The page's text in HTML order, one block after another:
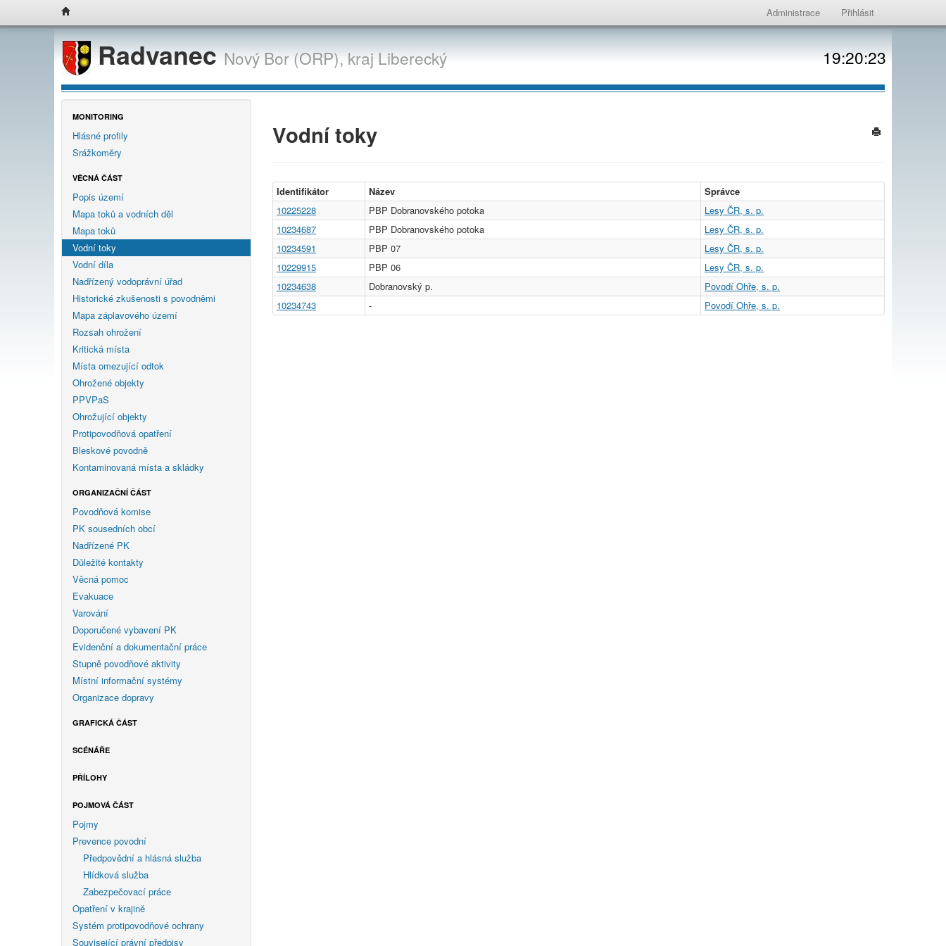
Administrace Přihlásit
RadvanecNový Bor (ORP),krajLiberecký 19:20:23
MONITORING
Hlásné profily
Srážkoměry
VĚCNÁ ČÁST
Popis území
Mapa toků a vodních děl
Mapa toků
Vodní toky
Vodní díla
Nadřízený vodoprávní úřad
Historické zkušenosti s povodněmi
Mapa záplavového území
Rozsah ohrožení
Kritická místa
Místa omezující odtok
Ohrožené objekty
PPVPaS
Ohrožující objekty
Protipovodňová opatření
Bleskové povodně
Kontaminovaná místa a skládky
ORGANIZAČNÍ ČÁST
Povodňová komise
PK sousedních obcí
Nadřízené PK
Důležité kontakty
Věcná pomoc
Evakuace
Varování
Doporučené vybavení PK
Evidenční a dokumentační práce
Stupně povodňové aktivity
Místní informační systémy
Organizace dopravy
GRAFICKÁ ČÁST
SCÉNÁŘE
PŘÍLOHY
POJMOVÁ ČÁST
Pojmy
Prevence povodní
Předpovědní a hlásná služba
Hlídková služba
Zabezpečovací práce
Opatření v krajině
Systém protipovodňové ochrany
Související právní předpisy
Vodní toky
Identifikátor Název
Správce
10225228
PBP Dobranovského potoka
Lesy ČR, s. p.
10234687
PBP Dobranovského potoka
Lesy ČR, s. p.
10234591
PBP 07
Lesy ČR, s. p.
10229915
PBP 06
Lesy ČR, s. p.
10234638
Dobranovský p.
Povodí Ohře, s. p.
10234743
- Povodí Ohře, s. p.